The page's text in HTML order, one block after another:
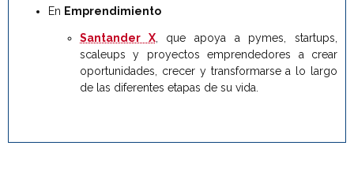
En Emprendimiento
Santander X, que apoya a pymes, startups,
scaleups y proyectos emprendedores a crear
oportunidades, crecer y transformarse a lo largo
de las diferentes etapas de su vida.